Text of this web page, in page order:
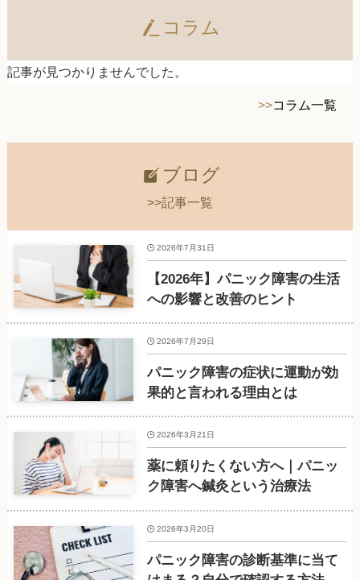
コラム
記事が見つかりませんでした。
>>コラム一覧
ブログ
>>記事一覧
【2026年】パニック障害の生活
への影響と改善のヒント
2026年7月31日
パニック障害の症状に運動が効
果的と言われる理由とは
2026年7月29日
薬に頼りたくない方へ｜パニッ
ク障害へ鍼灸という治療法
2026年3月21日
パニック障害の診断基準に当て
2026年3月20日